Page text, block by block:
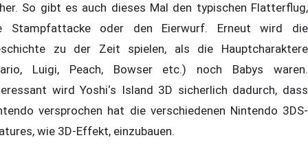
So gibt es auch dieses Mal den typischen Flatterflug,
Stampfattacke oder den Eierwurf. Erneut wird die
zu der Zeit spielen, als die Hauptcharaktere
Luigi, Peach, Bowser etc.) noch Babys waren.
wird Yoshi‘s Island 3D sicherlich dadurch, dass
versprochen hat die verschiedenen Nintendo 3DS-
wie 3D-Effekt, einzubauen.